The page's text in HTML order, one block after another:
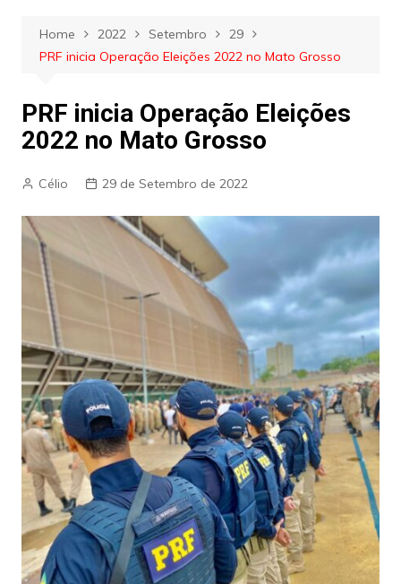
Home 2022 Setembro
29
PRF inicia Operação Eleições 2022 no Mato Grosso
PRF inicia Operação Eleições
2022 no Mato Grosso
Célio 29 de Setembro de 2022